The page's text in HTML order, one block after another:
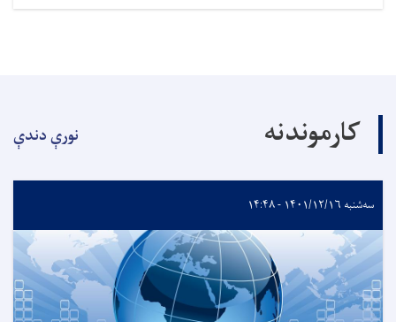
کارموندنه نورې دندې
سه‌شنبه ۱۴۰۱/۱۲/۱۶ - ۱۴:۴۸